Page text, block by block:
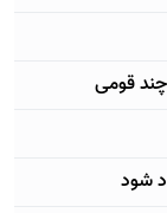
قومی
شود